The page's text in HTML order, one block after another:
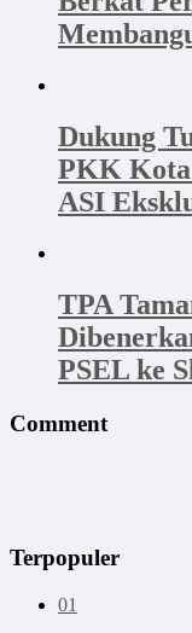
Dukung
PKK Kota
ASI
TPA
PSEL ke
Comment
Terpopuler
01